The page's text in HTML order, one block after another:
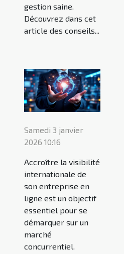
gestion saine.
Découvrez dans cet
article des conseils...
Samedi 3 janvier
2026 10:16
Accroître la visibilité
internationale de
son entreprise en
ligne est un objectif
essentiel pour se
démarquer sur un
marché
concurrentiel.